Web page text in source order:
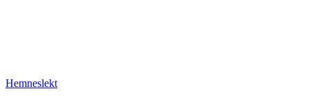
Hemneslekt